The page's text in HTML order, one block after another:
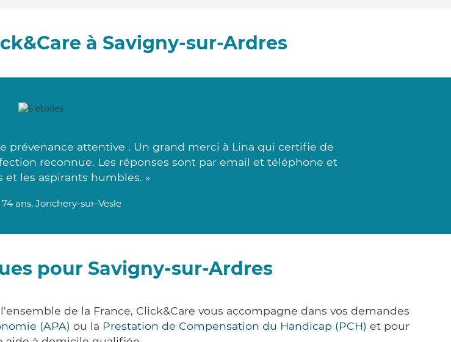
à Savigny-sur-Ardres
prévenance attentive . Un grand merci à Lina qui certifie de
reconnue. Les réponses sont par email et téléphone et
et les aspirants humbles. »
74 ans, Jonchery-sur-Vesle
pour Savigny-sur-Ardres
de la France, Click&Care vous accompagne dans vos demandes
(APA) ou la Prestation de Compensation du Handicap (PCH) et pour